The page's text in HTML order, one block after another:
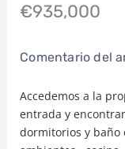
€935,000
Comentario del
Accedemos a la
entrada y
dormitorios y baño